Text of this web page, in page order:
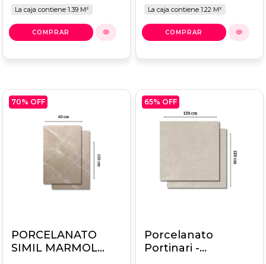
La caja contiene 1.39 M² La caja contiene 1.22 M²
70% OFF
PORCELANATO
SIMIL MARMOL
65% OFF
Porcelanato
Portinari -